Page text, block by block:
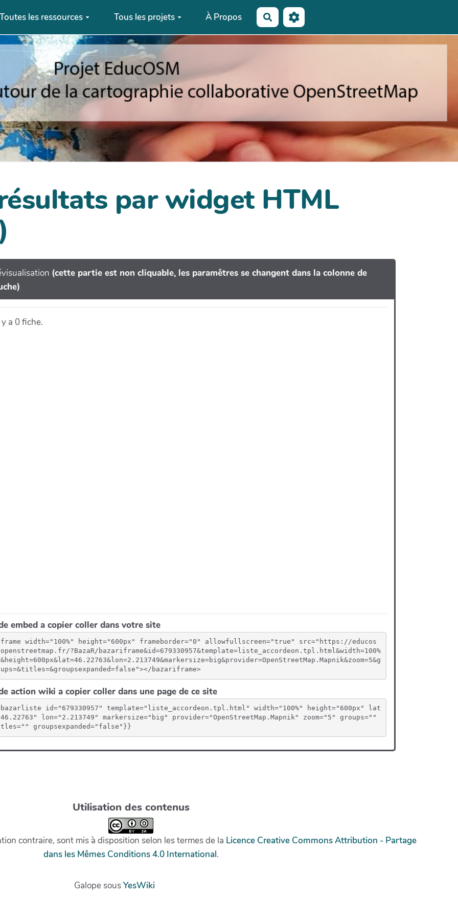
Toutes les ressources Tous les projets À Propos Rechercher
par widget HTML
(cette partie est non cliquable, les paramêtres se changent dans la colonne de
embed a copier coller dans votre site
width="100%" height="600px" frameborder="0" allowfullscreen="true" src="https://educos
?BazaR/bazariframe&id=679330957&template=liste_accordeon.tpl.html&width=100%
bazariframe>
action wiki a copier coller dans une page de ce site
id="679330957" template="liste_accordeon.tpl.html" width="100%" height="600px" lat
lon="2.213749" markersize="big" provider="OpenStreetMap.Mapnik" zoom="5" groups=""
groupsexpanded="false"}}
Utilisation des contenus
contraire, sont mis à disposition selon les termes de la Licence Creative Commons Attribution - Partage
dans les Mêmes Conditions 4.0 International.
Galope sousYesWiki